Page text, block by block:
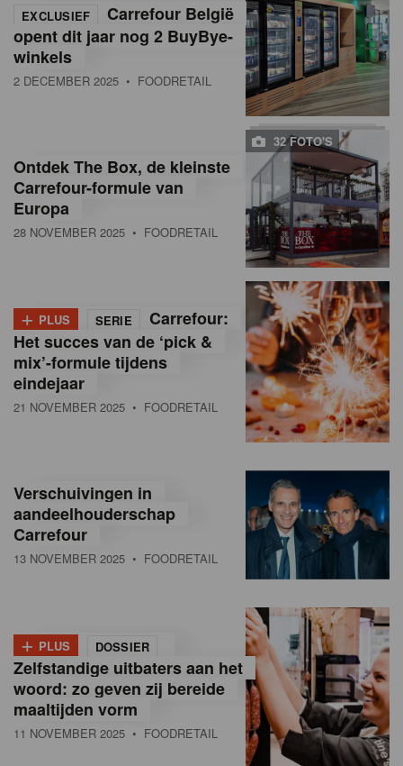
EXCLUSIEF
Carrefour België
opent dit jaar nog 2 BuyBye-
winkels
2 DECEMBER 2025 • FOODRETAIL
32 FOTO'S
Ontdek The Box, de kleinste
Carrefour-formule van
Europa
28 NOVEMBER 2025 • FOODRETAIL
+ PLUS SERIE
Carrefour:
Het succes van de ‘pick &
mix’-formule tijdens
eindejaar
21 NOVEMBER 2025 • FOODRETAIL
Verschuivingen in
aandeelhouderschap
Carrefour
13 NOVEMBER 2025 • FOODRETAIL
+ PLUS DOSSIER
Zelfstandige uitbaters aan het
woord: zo geven zij bereide
maaltijden vorm
11 NOVEMBER 2025 • FOODRETAIL